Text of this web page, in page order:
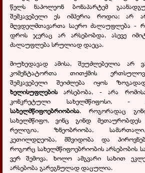
წელს ნაპოლეონ ბონაპარტემ
შემკავებელი ეს იმპერია როდია; არ
მღვდელმთავართა საერო ძალაუფლება -
დროს ჯერაც არ არსებობდა, ასევე
ძალაუფლება სრულიად დაეცა.
მიუხედავად ამისა, შეუძლებელია არ
კომენტატორთა თითქმის
შემკავებელი შეიძლება იყოს
ხელისუფლებისარსებობა, - არა
კონკრეტული სახელმწიფოსი,
სახელმწიფოებრიობისა. როგორადაც
სახელმწიფო, ვინც გინდ მეთაურობდეს
რელიგია, ზნეობრიობა,
კეთილდღეობა, მშვიდობა და
როგორც სახელმწიფოებრიობის არსებობის
ვერ შემოვა, ხოლო ამგვარი სახით
არსებობა გარეგნულად დაცულია.